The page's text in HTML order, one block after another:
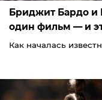
Бриджит Бардо и
один фильм — и
Как началась